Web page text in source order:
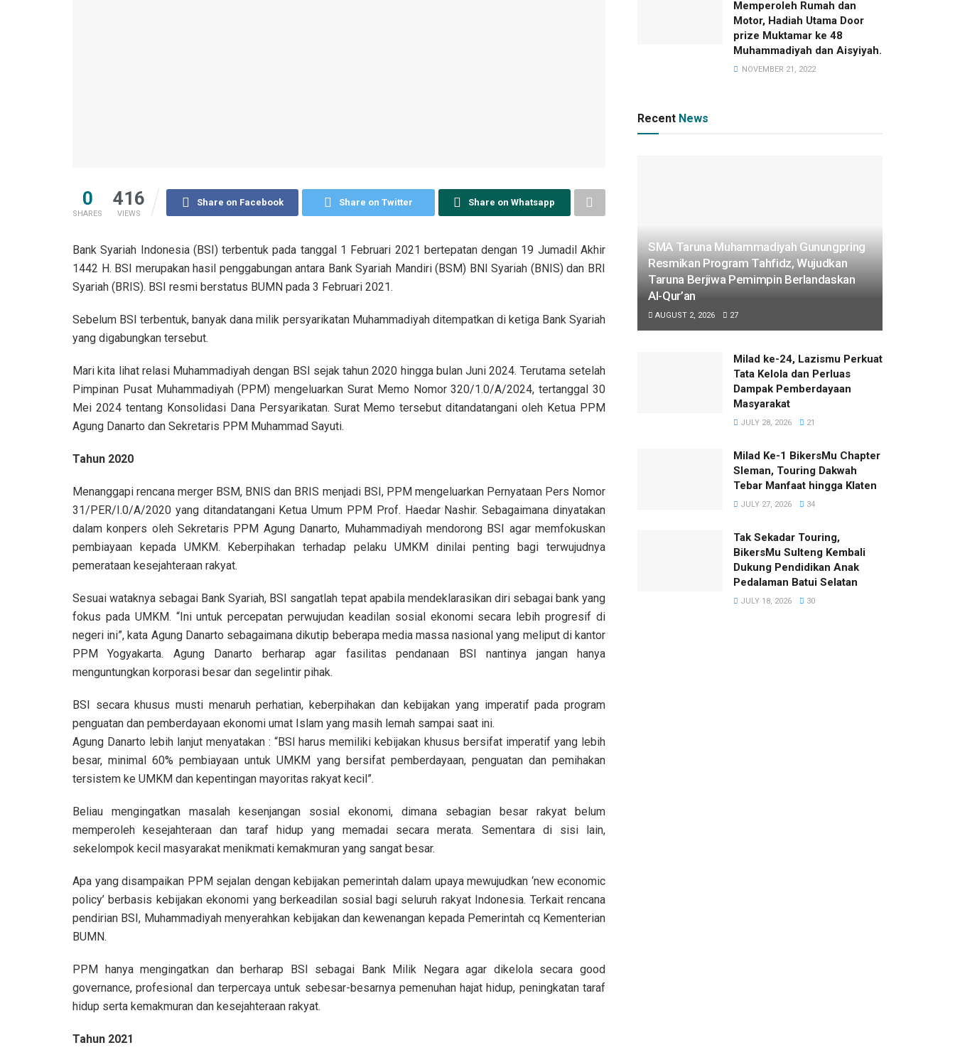
0
SHARES
416
VIEWS
Share on Facebook Share on Twitter Share on Whatsapp
Bank Syariah Indonesia (BSI) terbentuk pada tanggal 1 Februari 2021 bertepatan dengan 19 Jumadil Akhir
1442 H. BSI merupakan hasil penggabungan antara Bank Syariah Mandiri (BSM) BNI Syariah (BNIS) dan BRI
Syariah (BRIS). BSI resmi berstatus BUMN pada 3 Februari 2021.
Sebelum BSI terbentuk, banyak dana milik persyarikatan Muhammadiyah ditempatkan di ketiga Bank Syariah
yang digabungkan tersebut.
Mari kita lihat relasi Muhammadiyah dengan BSI sejak tahun 2020 hingga bulan Juni 2024. Terutama setelah
Pimpinan Pusat Muhammadiyah (PPM) mengeluarkan Surat Memo Nomor 320/1.0/A/2024, tertanggal 30
Mei 2024 tentang Konsolidasi Dana Persyarikatan. Surat Memo tersebut ditandatangani oleh Ketua PPM
Agung Danarto dan Sekretaris PPM Muhammad Sayuti.
Tahun 2020
Menanggapi rencana merger BSM, BNIS dan BRIS menjadi BSI, PPM mengeluarkan Pernyataan Pers Nomor
31/PER/I.0/A/2020 yang ditandatangani Ketua Umum PPM Prof. Haedar Nashir. Sebagaimana dinyatakan
dalam konpers oleh Sekretaris PPM Agung Danarto, Muhammadiyah mendorong BSI agar memfokuskan
pembiayaan kepada UMKM. Keberpihakan terhadap pelaku UMKM dinilai penting bagi terwujudnya
pemerataan kesejahteraan rakyat.
Sesuai wataknya sebagai Bank Syariah, BSI sangatlah tepat apabila mendeklarasikan diri sebagai bank yang
fokus pada UMKM. “Ini untuk percepatan perwujudan keadilan sosial ekonomi secara lebih progresif di
negeri ini”, kata Agung Danarto sebagaimana dikutip beberapa media massa nasional yang meliput di kantor
PPM Yogyakarta. Agung Danarto berharap agar fasilitas pendanaan BSI nantinya jangan hanya
menguntungkan korporasi besar dan segelintir pihak.
BSI secara khusus musti menaruh perhatian, keberpihakan dan kebijakan yang imperatif pada program
penguatan dan pemberdayaan ekonomi umat Islam yang masih lemah sampai saat ini.
Agung Danarto lebih lanjut menyatakan : “BSI harus memiliki kebijakan khusus bersifat imperatif yang lebih
besar, minimal 60% pembiayaan untuk UMKM yang bersifat pemberdayaan, penguatan dan pemihakan
tersistem ke UMKM dan kepentingan mayoritas rakyat kecil”.
Beliau mengingatkan masalah kesenjangan sosial ekonomi, dimana sebagian besar rakyat belum
memperoleh kesejahteraan dan taraf hidup yang memadai secara merata. Sementara di sisi lain,
sekelompok kecil masyarakat menikmati kemakmuran yang sangat besar.
Apa yang disampaikan PPM sejalan dengan kebijakan pemerintah dalam upaya mewujudkan ‘new economic
policy’ berbasis kebijakan ekonomi yang berkeadilan sosial bagi seluruh rakyat Indonesia. Terkait rencana
pendirian BSI, Muhammadiyah menyerahkan kebijakan dan kewenangan kepada Pemerintah cq Kementerian
BUMN.
PPM hanya mengingatkan dan berharap BSI sebagai Bank Milik Negara agar dikelola secara good
governance, profesional dan terpercaya untuk sebesar-besarnya pemenuhan hajat hidup, peningkatan taraf
hidup serta kemakmuran dan kesejahteraan rakyat.
Tahun 2021
Memperoleh Rumah dan
Motor, Hadiah Utama Door
prize Muktamar ke 48
Muhammadiyah dan Aisyiyah.
NOVEMBER 21, 2022
Recent News
SMA Taruna Muhammadiyah Gunungpring
Resmikan Program Tahfidz, Wujudkan
Taruna Berjiwa Pemimpin Berlandaskan
Al-Qur’an
AUGUST 2, 2026 27
Milad ke-24, Lazismu Perkuat
Tata Kelola dan Perluas
Dampak Pemberdayaan
Masyarakat
JULY 28, 2026 21
Milad Ke-1 BikersMu Chapter
Sleman, Touring Dakwah
Tebar Manfaat hingga Klaten
JULY 27, 2026 34
Tak Sekadar Touring,
BikersMu Sulteng Kembali
Dukung Pendidikan Anak
Pedalaman Batui Selatan
JULY 18, 2026 30